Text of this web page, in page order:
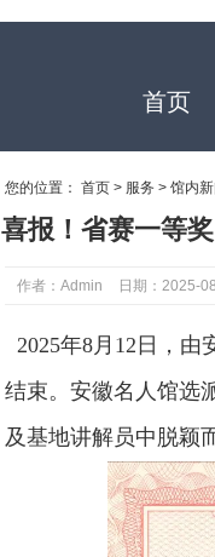
首页
您的位置： 首页 > 服务 > 馆内新
喜报！省赛一等奖
作者：Admin 日期：2025-
2025年8月12日，
结束。安徽名人馆选
及基地讲解员中脱颖